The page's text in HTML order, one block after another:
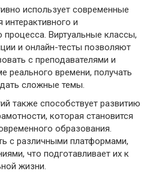
использует современные
интерактивного и
процесса. Виртуальные классы,
и онлайн-тесты позволяют
с преподавателями и
реального времени, получать
сложные темы.
также способствует развитию
которая становится
образования.
с различными платформами,
что подготавливает их к
жизни.